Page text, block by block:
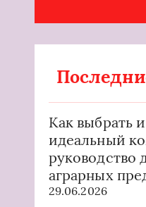
Как выбрать
идеальный
руководство
аграрных
29.06.2026